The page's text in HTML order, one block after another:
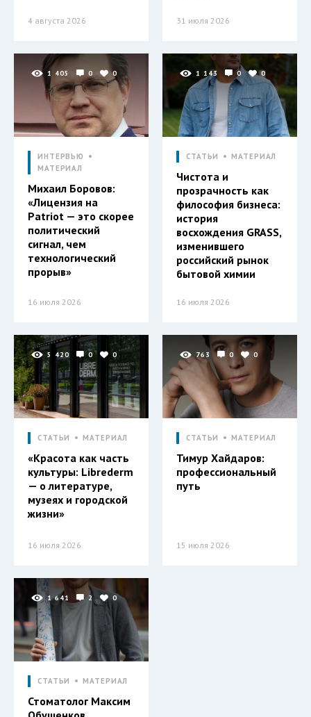
4 августа 2026 31 июля 2026
1 405 0 0
ИНТЕРВЬЮ
МАТЕРИАЛ
Михаил Боровов:
«Лицензия на
Patriot — это скорее
политический
сигнал, чем
технологический
прорыв»
16 июля 2026
1 143 0 0
СТАТЬИ МАТЕРИАЛ
Чистота и
прозрачность как
философия бизнеса:
история
восхождения GRASS,
изменившего
российский рынок
бытовой химии
16 июля 2026
5 420 0 0
СТАТЬИ МАТЕРИАЛ
«Красота как часть
культуры: Librederm
— о литературе,
музеях и городской
жизни»
16 июля 2026
763 0 0
СТАТЬИ МАТЕРИАЛ
Тимур Хайдаров:
профессиональный
путь
15 июля 2026
1 641 2 0
СТАТЬИ МАТЕРИАЛ
Стоматолог Максим